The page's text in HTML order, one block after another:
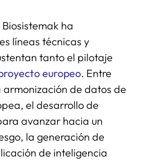
ha
líneas técnicas y
tanto el pilotaje
europeo. Entre
armonización de datos de
el desarrollo de
avanzar hacia un
la generación de
de inteligencia